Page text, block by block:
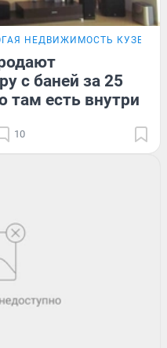
НЕДВИЖИМОСТЬ
с баней за 25
там есть внутри
10